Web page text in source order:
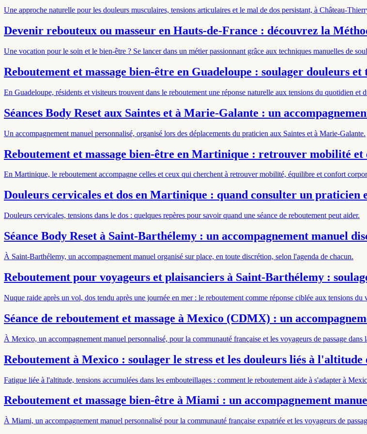
Une approche naturelle pour les douleurs musculaires, tensions articulaires et le mal de dos persistant, à Château-
Devenir rebouteux ou masseur en Hauts-de-France : découvrez la
Une vocation pour le soin et le bien-être ? Se lancer dans un métier passionnant grâce aux techniques manuelles de
Reboutement et massage bien-être en Guadeloupe : soulager douleurs
En Guadeloupe, résidents et visiteurs trouvent dans le reboutement une réponse naturelle aux tensions du quotidien et
Séances Body Reset aux Saintes et à Marie-Galante : un
Un accompagnement manuel personnalisé, organisé lors des déplacements du praticien aux Saintes et à Marie-Galante.
Reboutement et massage bien-être en Martinique : retrouver mobilité
En Martinique, le reboutement accompagne celles et ceux qui cherchent à retrouver mobilité, équilibre et confort
Douleurs cervicales et dos en Martinique : quand consulter un praticien
Douleurs cervicales, tensions dans le dos : quelques repères pour savoir quand une séance de reboutement peut aider.
Séance Body Reset à Saint-Barthélemy : un accompagnement manuel
À Saint-Barthélemy, un accompagnement manuel organisé sur place, en toute discrétion, selon l'agenda de chacun.
Reboutement pour voyageurs et plaisanciers à Saint-Barthélemy :
Nuque raide après un vol, dos tendu après une journée en mer : le reboutement comme réponse ciblée aux tensions du
Séance de reboutement et massage à Mexico (CDMX) : un
À Mexico, un accompagnement manuel personnalisé, pour la communauté française et les voyageurs de passage dans
Reboutement à Mexico : soulager le stress et les douleurs liés à
Fatigue liée à l'altitude, tensions accumulées dans les embouteillages : comment le reboutement aide à s'adapter à
Reboutement et massage bien-être à Miami : un accompagnement
À Miami, un accompagnement manuel personnalisé pour la communauté française expatriée et les voyageurs de